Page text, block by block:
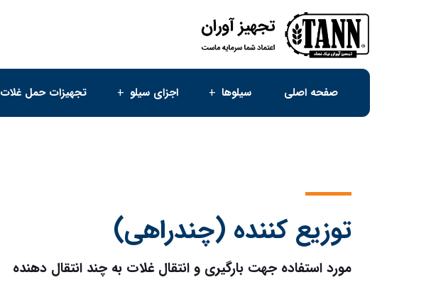
صفحه اصلی سیلوها اجزای سیلو تجهیزات حمل غلات
توزیع کننده (چندراهی)
مورد استفاده جهت بارگیری و انتقال غلات به چند انتقال دهنده